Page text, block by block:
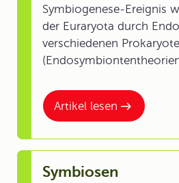
Artikel lesen
Symbiogenese-Ereignis
der Euraryota durch
verschiedenen
Symbiosen